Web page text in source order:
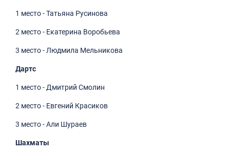
1 место - Татьяна Русинова
2 место - Екатерина Воробьева
3 место - Людмила Мельникова
Дартс
1 место - Дмитрий Смолин
2 место - Евгений Красиков
3 место - Али Шураев
Шахматы